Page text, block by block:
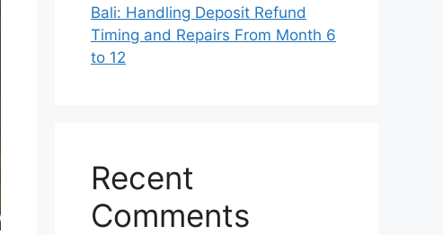
Bali: Handling Deposit Refund
Timing and Repairs From Month 6
to 12
Recent
Comments